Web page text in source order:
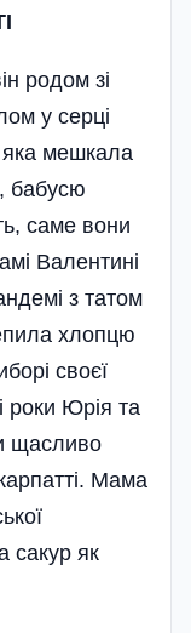
родом зі
у серці
мешкала
бабусю
саме вони
Валентині
з татом
хлопцю
своєї
роки Юрія та
щасливо
Мама
сакур як